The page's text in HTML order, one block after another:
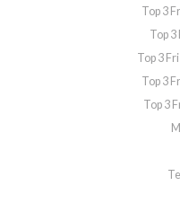
Top 3
Top
Top 3
Top 3
Top 3